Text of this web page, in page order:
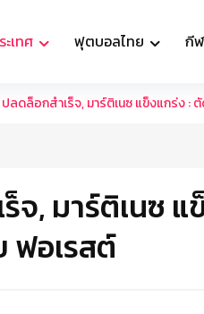
เทศ ฟุตบอลไทย กี
ลดล็อกสำเร็จ, มาร์ติเนซ แข็งแกร่ง :
จ, มาร์ติเนซ แ
ฟอเรสต์